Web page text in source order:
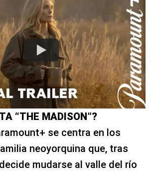
“THE MADISON”?
se centra en los
neoyorquina que, tras
mudarse al valle del río